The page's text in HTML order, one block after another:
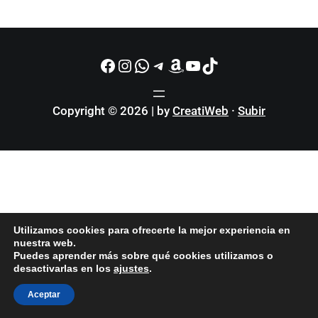
Facebook
Instagram
WhatsApp
Telegram
Amazon
YouTube
TikTok
Copyright © 2026 | by CreatiWeb · Subir
Utilizamos cookies para ofrecerte la mejor experiencia en
nuestra web.
Puedes aprender más sobre qué cookies utilizamos o
desactivarlas en los ajustes.
Aceptar